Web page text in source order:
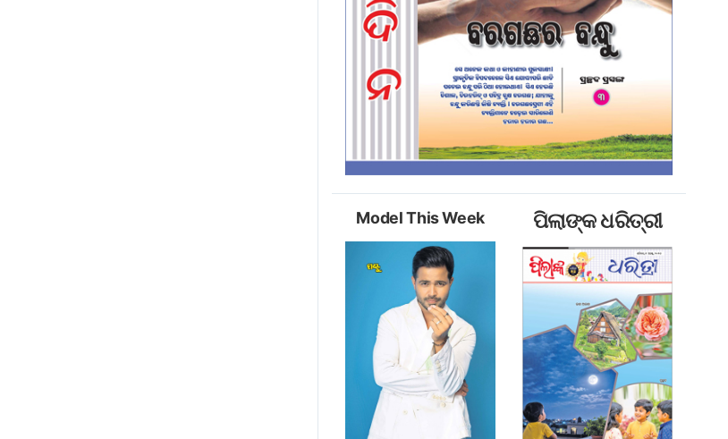
Model This Week ପିଲାଙ୍କ ଧରିତ୍ରୀ